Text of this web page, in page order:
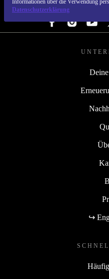
Informationen über die Verwendung
Datenschutzerklärung
↪